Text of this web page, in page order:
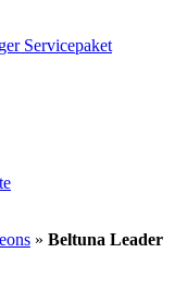
Servicepaket
» Beltuna Leader